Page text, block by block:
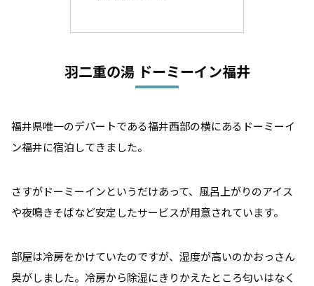
羽二重の湯 ドーミーイン福井
福井県唯一のデパートである福井西部の横にあるドーミーイ
ン福井に宿泊してきました。
さすがドーミーインというだけあって、風呂上がりのアイス
や夜鳴きそばなど安定したサービスが用意されています。
部屋は冷房をかけていたのですが、湿度が高いのかおっさん
臭がしました。冷房から除湿にきりかえたところ匂いはなく